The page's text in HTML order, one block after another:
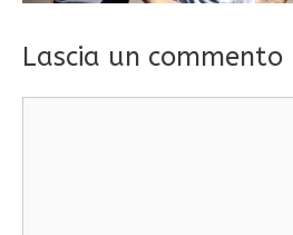
Lascia un commento